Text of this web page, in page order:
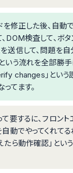
修正した後、自動
、DOM検査して、ボタ
を送信して、問題を
という流れを全部勝
changes」という
てます。
て要するに、フロン
自動でやってくれて
たら動作確認」とい